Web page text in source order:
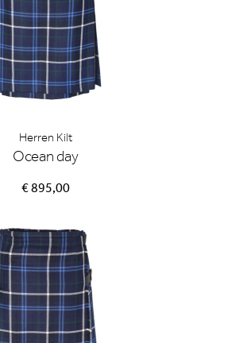
Herren Kilt
Ocean day
€ 895,00